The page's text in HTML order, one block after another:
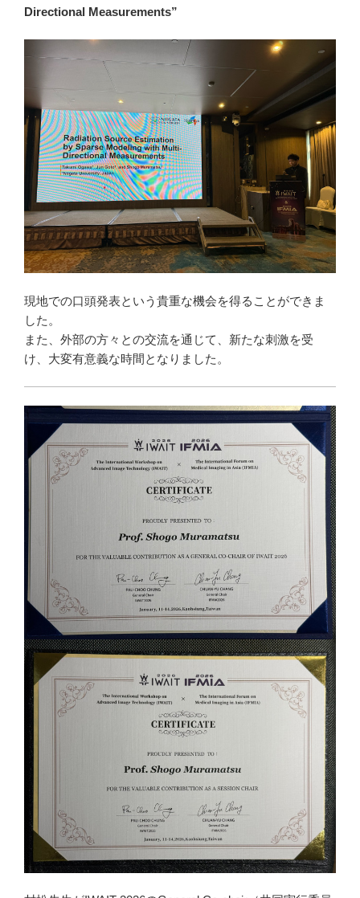
Directional Measurements”
現地での口頭発表という貴重な機会を得ることができま
した。
また、外部の方々との交流を通じて、新たな刺激を受
け、大変有意義な時間となりました。